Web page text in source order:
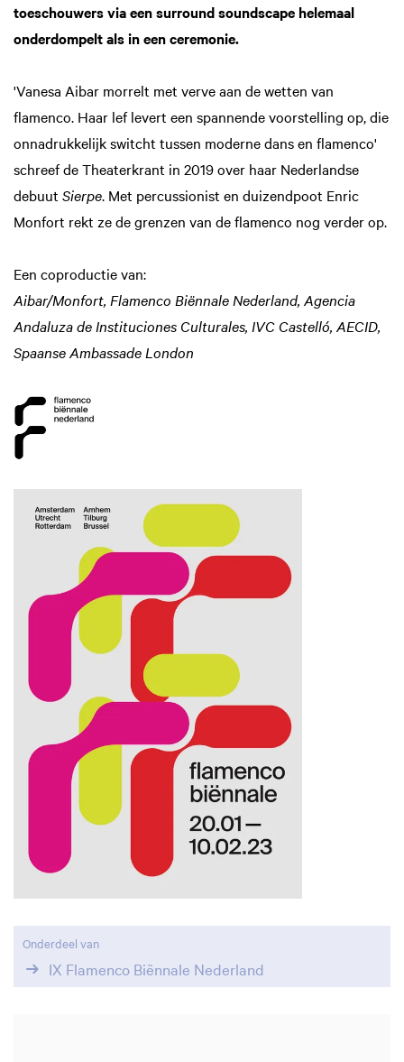
toeschouwers via een surround soundscape helemaal
onderdompelt als in een ceremonie.
'Vanesa Aibar morrelt met verve aan de wetten van
flamenco. Haar lef levert een spannende voorstelling op, die
onnadrukkelijk switcht tussen moderne dans en flamenco'
schreef de Theaterkrant in 2019 over haar Nederlandse
debuut Sierpe. Met percussionist en duizendpoot Enric
Monfort rekt ze de grenzen van de flamenco nog verder op.
Een coproductie van:
Aibar/Monfort, Flamenco Biënnale Nederland, Agencia
Andaluza de Instituciones Culturales, IVC Castelló, AECID,
Spaanse Ambassade London
Onderdeel van
IX Flamenco Biënnale Nederland
Inzoomen